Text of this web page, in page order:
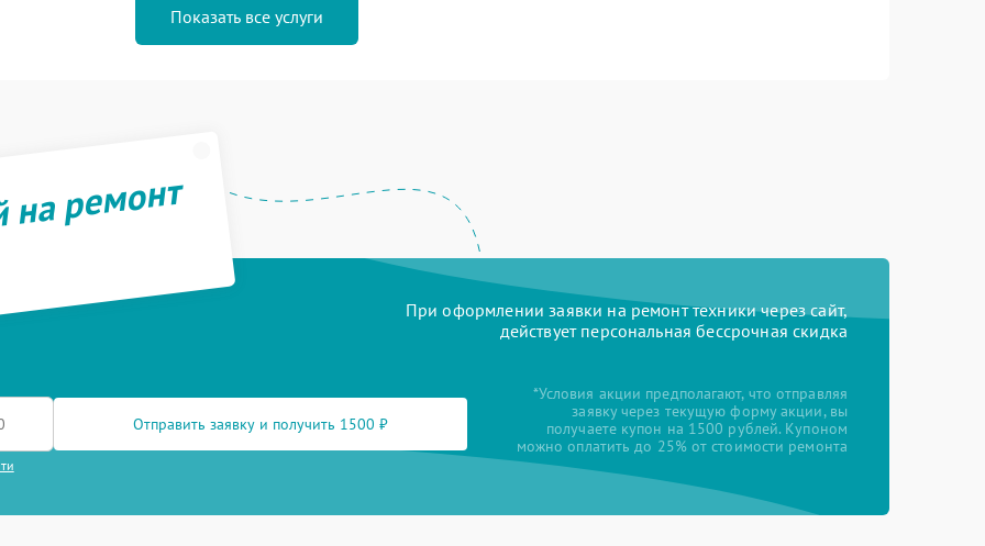
Показать все услуги
ремонт
При оформлении заявки на ремонт техники через сайт,
действует персональная бессрочная скидка
Отправить заявку и получить 1500 ₽
*Условия акции предполагают, что отправляя
заявку через текущую форму акции, вы
получаете купон на 1500 рублей. Купоном
можно оплатить до 25% от стоимости ремонта